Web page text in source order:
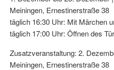
Meiningen, Ernestinerstraße 38
täglich 16:30 Uhr: Mit Märchen
täglich 17:00 Uhr: Öffnen des
Zusatzveranstaltung: 2.
Meiningen, Ernestinerstraße 38